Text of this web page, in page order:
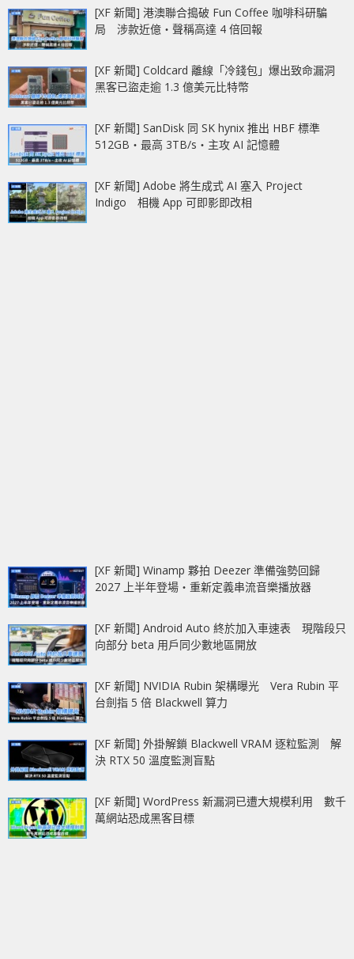
[XF 新聞] 港澳聯合搗破 Fun Coffee 咖啡科研騙
局 涉款近億‧聲稱高達 4 倍回報
[XF 新聞] Coldcard 離線「冷錢包」爆出致命漏洞
黑客已盜走逾 1.3 億美元比特幣
[XF 新聞] SanDisk 同 SK hynix 推出 HBF 標準
512GB‧最高 3TB/s‧主攻 AI 記憶體
[XF 新聞] Adobe 將生成式 AI 塞入 Project
Indigo 相機 App 可即影即改相
[XF 新聞] Winamp 夥拍 Deezer 準備強勢回歸
2027 上半年登場‧重新定義串流音樂播放器
[XF 新聞] Android Auto 終於加入車速表 現階段只
向部分 beta 用戶同少數地區開放
[XF 新聞] NVIDIA Rubin 架構曝光 Vera Rubin 平
台劍指 5 倍 Blackwell 算力
[XF 新聞] 外掛解鎖 Blackwell VRAM 逐粒監測 解
決 RTX 50 溫度監測盲點
[XF 新聞] WordPress 新漏洞已遭大規模利用 數千
萬網站恐成黑客目標